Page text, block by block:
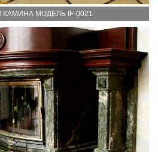
КАМИНА МОДЕЛЬ IF-0021